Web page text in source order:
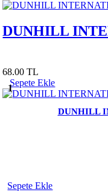
DUNHILL
68.00 TL
1
Sepete Ekle
DUNHILL
Sepete Ekle